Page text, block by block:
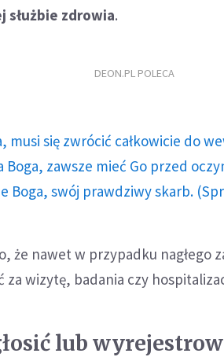
służbie zdrowia.
DEON.PL POLECA
musi się zwrócić całkowicie do
zawsze mieć Go przed
Boga, swój prawdziwy skarb.
że nawet w przypadku nagłego
za wizytę, badania czy
lub